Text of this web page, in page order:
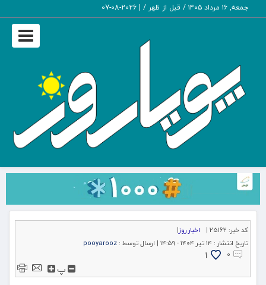
جمعه, ۱۶ مرداد ۱۴۰۵ / قبل از ظهر / |
2026-08-07
Toggle
کد خبر: 25162 | اخبار روز|
تاریخ انتشار : ۱۴ تیر ۱۴۰۴ - ۱۴:۵۹ | ارسال توسط : pooyarooz
۰
1
پ